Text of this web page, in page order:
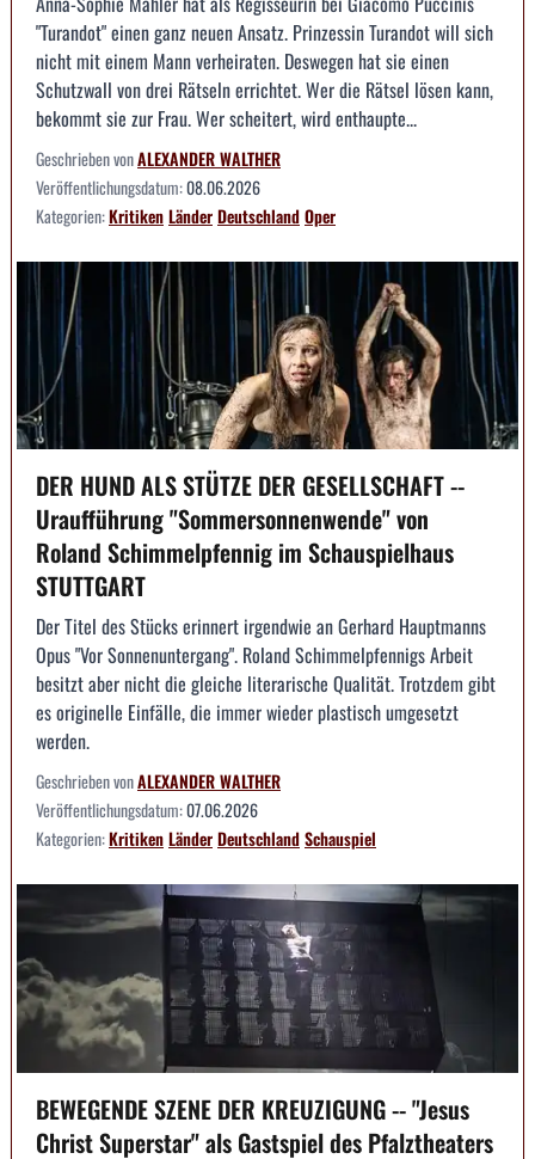
"Turandot" einen ganz neuen Ansatz. Prinzessin Turandot will sich
nicht mit einem Mann verheiraten. Deswegen hat sie einen
Schutzwall von drei Rätseln errichtet. Wer die Rätsel lösen kann,
bekommt sie zur Frau. Wer scheitert, wird enthaupte...
Geschrieben vonALEXANDER WALTHER
Veröffentlichungsdatum:08.06.2026
Kategorien:KritikenLänderDeutschlandOper
DER HUND ALS STÜTZE DER GESELLSCHAFT --
Uraufführung "Sommersonnenwende" von
Roland Schimmelpfennig im Schauspielhaus
STUTTGART
Der Titel des Stücks erinnert irgendwie an Gerhard Hauptmanns
Opus "Vor Sonnenuntergang". Roland Schimmelpfennigs Arbeit
besitzt aber nicht die gleiche literarische Qualität. Trotzdem gibt
es originelle Einfälle, die immer wieder plastisch umgesetzt
werden.
Geschrieben vonALEXANDER WALTHER
Veröffentlichungsdatum:07.06.2026
Kategorien:KritikenLänderDeutschlandSchauspiel
BEWEGENDE SZENE DER KREUZIGUNG -- "Jesus
Christ Superstar" als Gastspiel des Pfalztheaters